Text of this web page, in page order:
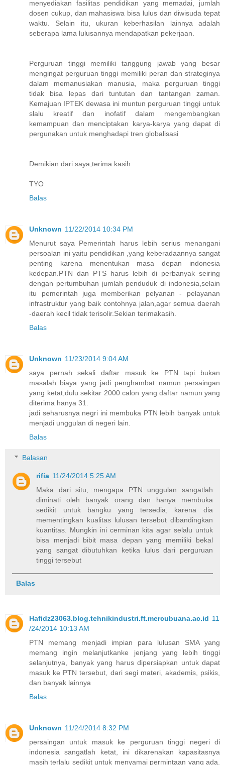
menyediakan fasilitas pendidikan yang memadai, jumlah
dosen cukup, dan mahasiswa bisa lulus dan diwisuda tepat
waktu. Selain itu, ukuran keberhasilan lainnya adalah
seberapa lama lulusannya mendapatkan pekerjaan.
Perguruan tinggi memiliki tanggung jawab yang besar
mengingat perguruan tinggi memiliki peran dan strateginya
dalam memanusiakan manusia, maka perguruan tinggi
tidak bisa lepas dari tuntutan dan tantangan zaman.
Kemajuan IPTEK dewasa ini muntun perguruan tinggi untuk
slalu kreatif dan inofatif dalam mengembangkan
kemampuan dan menciptakan karya-karya yang dapat di
pergunakan untuk menghadapi tren globalisasi
Demikian dari saya,terima kasih
TYO
Balas
Unknown 11/22/2014 10:34 PM
Menurut saya Pemerintah harus lebih serius menangani
persoalan ini yaitu pendidikan ,yang keberadaannya sangat
penting karena menentukan masa depan indonesia
kedepan.PTN dan PTS harus lebih di perbanyak seiring
dengan pertumbuhan jumlah penduduk di indonesia,selain
itu pemerintah juga memberikan pelyanan - pelayanan
infrastruktur yang baik contohnya jalan,agar semua daerah
-daerah kecil tidak terisolir.Sekian terimakasih.
Balas
Unknown 11/23/2014 9:04 AM
saya pernah sekali daftar masuk ke PTN tapi bukan
masalah biaya yang jadi penghambat namun persaingan
yang ketat,dulu sekitar 2000 calon yang daftar namun yang
diterima hanya 31.
jadi seharusnya negri ini membuka PTN lebih banyak untuk
menjadi unggulan di negeri lain.
Balas
Balasan
rifia 11/24/2014 5:25 AM
Maka dari situ, mengapa PTN unggulan sangatlah
diminati oleh banyak orang dan hanya membuka
sedikit untuk bangku yang tersedia, karena dia
mementingkan kualitas lulusan tersebut dibandingkan
kuantitas. Mungkin ini cerminan kita agar selalu untuk
bisa menjadi bibit masa depan yang memiliki bekal
yang sangat dibutuhkan ketika lulus dari perguruan
tinggi tersebut
Balas
Hafidz23063.blog.tehnikindustri.ft.mercubuana.ac.id 11
/24/2014 10:13 AM
PTN memang menjadi impian para lulusan SMA yang
memang ingin melanjutkanke jenjang yang lebih tinggi
selanjutnya, banyak yang harus dipersiapkan untuk dapat
masuk ke PTN tersebut, dari segi materi, akademis, psikis,
dan banyak lainnya
Balas
Unknown 11/24/2014 8:32 PM
persaingan untuk masuk ke perguruan tinggi negeri di
indonesia sangatlah ketat, ini dikarenakan kapasitasnya
masih terlalu sedikit untuk menyamai permintaan yang ada.